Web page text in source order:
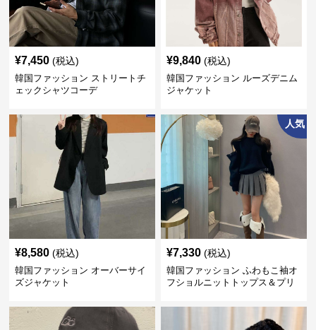
¥7,450 (税込)
韓国ファッション ストリートチ
ェックシャツコーデ
¥9,840 (税込)
韓国ファッション ルーズデニム
ジャケット
¥8,580 (税込)
韓国ファッション オーバーサイ
ズジャケット
人気
¥7,330 (税込)
韓国ファッション ふわもこ袖オ
フショルニットトップス＆プリ